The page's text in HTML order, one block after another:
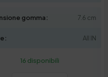
gomma: 7.6 cm
All IN
16 disponibili